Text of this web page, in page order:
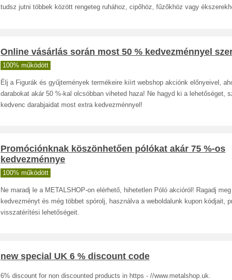
tudsz jutni többek között rengeteg ruhához, cipőhöz, fűzőkhöz vagy
Online vásárlás során most 50 % kedvezménnyel
100% működött
Élj a Figurák és gyűjtemények termékeire kiírt webshop akciónk előnyeivel,
darabokat akár 50 %-kal olcsóbban viheted haza! Ne hagyd ki a lehetőséget,
kedvenc darabjaidat most extra kedvezménnyel!
Promóciónknak köszönhetően pólókat akár 75 %-os
kedvezménnye
100% működött
Ne maradj le a METALSHOP-on elérhető, hihetetlen Póló akcióról! Ragadj
kedvezményt és még többet spórolj, használva a weboldalunk kupon kódjait,
visszatérítési lehetőségeit.
new special UK 6 % discount code
6% discount for non discounted products in https - //www.metalshop.uk.